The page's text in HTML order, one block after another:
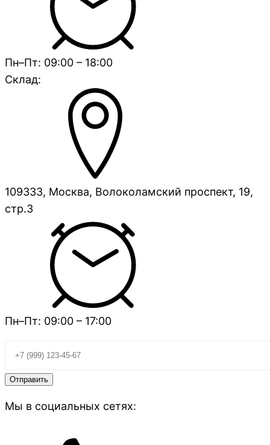
Пн–Пт: 09:00 – 18:00
Склад:
109333, Москва, Волоколамский проспект, 19,
стр.3
Пн–Пт: 09:00 – 17:00
Мы в социальных сетях: